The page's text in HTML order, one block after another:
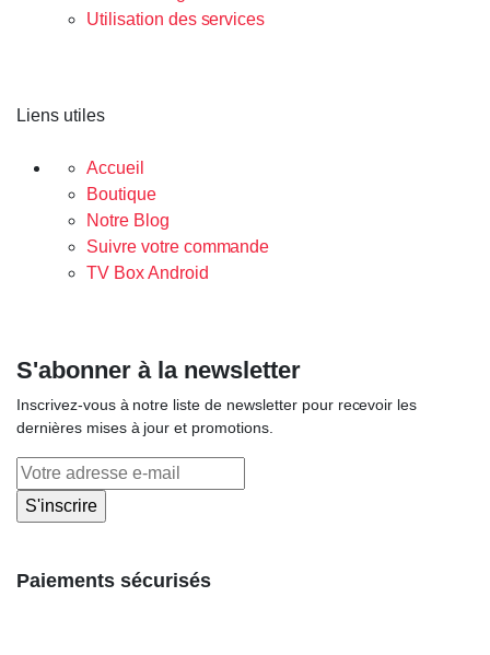
Utilisation des services
Liens utiles
Accueil
Boutique
Notre Blog
Suivre votre commande
TV Box Android
S'abonner à la newsletter
Inscrivez-vous à notre liste de newsletter pour recevoir les
dernières mises à jour et promotions.
Paiements sécurisés